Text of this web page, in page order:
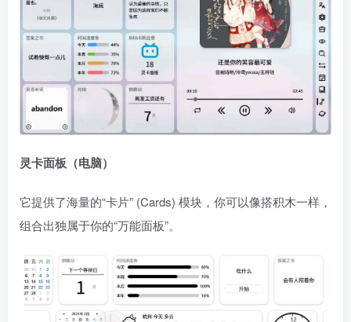
灵卡面板（电脑）
它提供了海量的“卡片” (Cards) 模块，你可以像搭积木一样，
组合出独属于你的“万能面板”。